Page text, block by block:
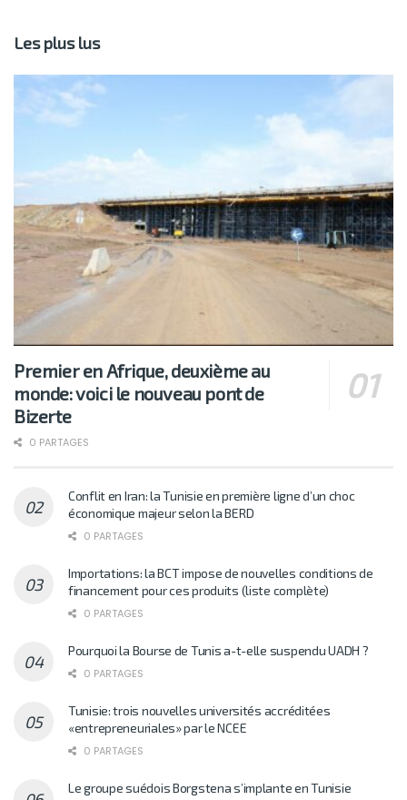
Les plus lus
Premier en Afrique, deuxième au
monde: voici le nouveau pont de
Bizerte
0 PARTAGES
Conflit en Iran: la Tunisie en première ligne d’un choc
économique majeur selon la BERD
0 PARTAGES
Importations: la BCT impose de nouvelles conditions de
financement pour ces produits (liste complète)
0 PARTAGES
Pourquoi la Bourse de Tunis a-t-elle suspendu UADH ?
0 PARTAGES
Tunisie: trois nouvelles universités accréditées
«entrepreneuriales» par le NCEE
0 PARTAGES
Le groupe suédois Borgstena s’implante en Tunisie